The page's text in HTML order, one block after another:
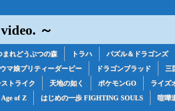
～
まれどうぶつの森 トラハ
パズル＆ドラゴンズ
ウマ娘プリティーダービー ドラゴンブラッド
三
トライク 天地の如く ポケモンGO
ライズ
Age of Z はじめの一歩 FIGHTING SOULS
喧嘩